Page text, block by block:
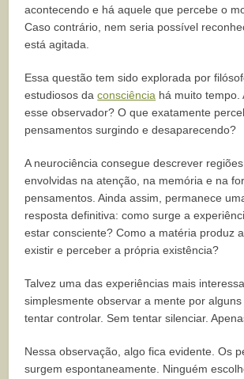
acontecendo e há aquele que percebe o
Caso contrário, nem seria possível
está agitada.
Essa questão tem sido explorada por
estudiosos daconsciência há muito tempo.
esse observador? O que exatamente
pensamentos surgindo e desaparecendo?
A neurociência consegue descrever
envolvidas na atenção, na memória e na
pensamentos. Ainda assim, permanece
resposta definitiva: como surge a
estar consciente? Como a matéria produz
existir e perceber a própria existência?
Talvez uma das experiências mais
simplesmente observar a mente por
tentar controlar. Sem tentar silenciar.
Nessa observação, algo fica evidente. Os
surgem espontaneamente. Ninguém